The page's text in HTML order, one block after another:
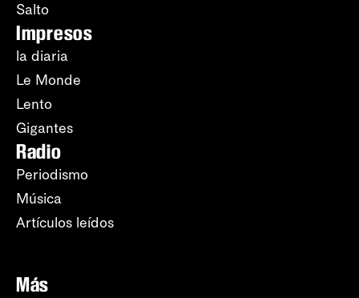
Salto
Impresos
la diaria
Le Monde
Lento
Gigantes
Radio
Periodismo
Música
Artículos leídos
Más